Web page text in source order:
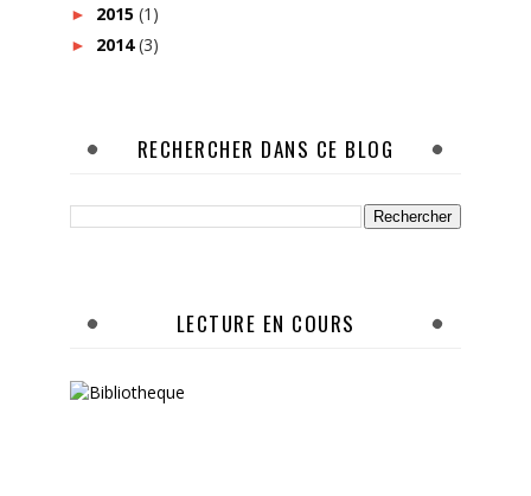
► 2015 (1)
► 2014(3)
RECHERCHER DANS CE BLOG
LECTURE EN COURS